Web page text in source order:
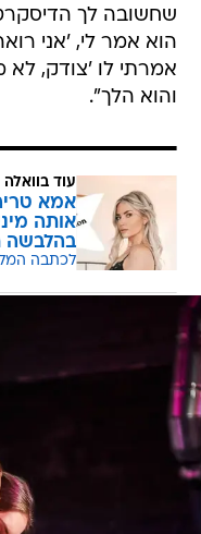
שחשובה לך
הוא אמר לי, 'אני
אמרתי לו 'צודק,
והוא הלך".
עוד בוואלה
אמא
אותה
בהלבשה
לכתבה